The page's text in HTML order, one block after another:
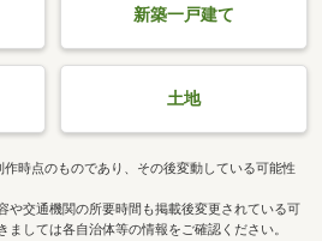
新築一戸建て
土地
時点のものであり、その後変動している可能性
交通機関の所要時間も掲載後変更されている可
しては各自治体等の情報をご確認ください。